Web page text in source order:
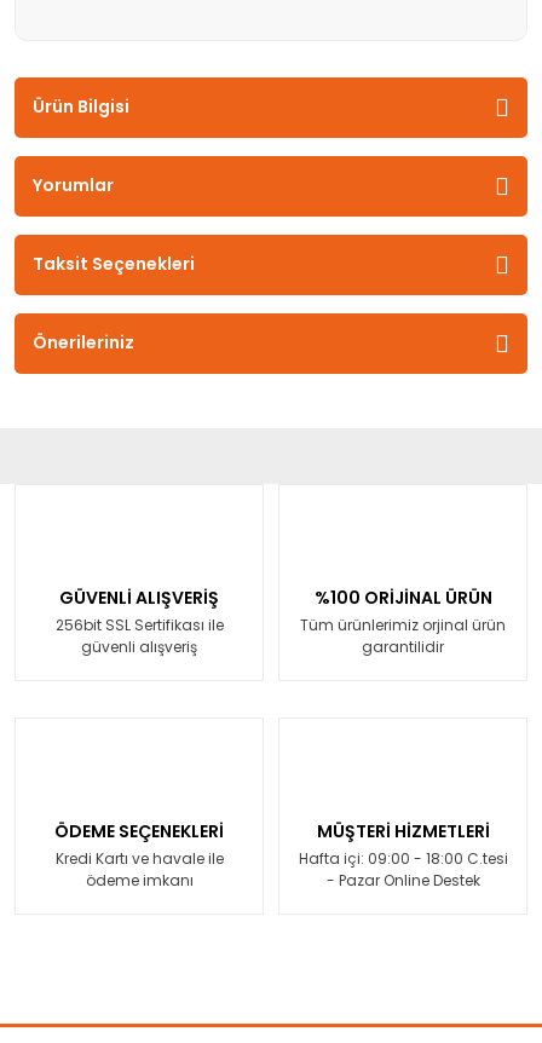
Ürün Bilgisi
Yorumlar
Taksit Seçenekleri
Önerileriniz
GÜVENLİ ALIŞVERİŞ
256bit SSL Sertifikası ile
güvenli alışveriş
%100 ORİJİNAL ÜRÜN
Tüm ürünlerimiz orjinal ürün
garantilidir
ÖDEME SEÇENEKLERİ
Kredi Kartı ve havale ile
ödeme imkanı
MÜŞTERİ HİZMETLERİ
Hafta içi: 09:00 - 18:00 C.tesi
- Pazar Online Destek